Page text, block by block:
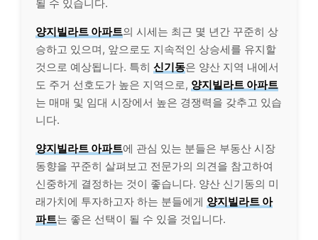
될 수 있습니다.
양지빌라트 아파트의 시세는 최근 몇 년간 꾸준히 상
승하고 있으며, 앞으로도 지속적인 상승세를 유지할
것으로 예상됩니다. 특히 신기동은 양산 지역 내에서
도 주거 선호도가 높은 지역으로, 양지빌라트 아파트
는 매매 및 임대 시장에서 높은 경쟁력을 갖추고 있습
니다.
양지빌라트 아파트에 관심 있는 분들은 부동산 시장
동향을 꾸준히 살펴보고 전문가의 의견을 참고하여
신중하게 결정하는 것이 좋습니다. 양산 신기동의 미
래가치에 투자하고자 하는 분들에게 양지빌라트 아
파트는 좋은 선택이 될 수 있을 것입니다.